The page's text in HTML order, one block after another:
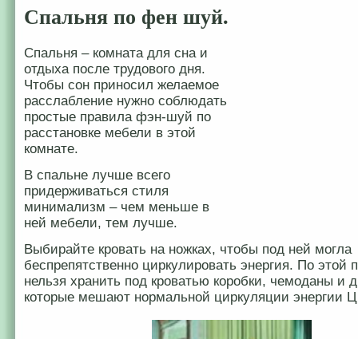
Спальня по фен шуй.
Спальня – комната для сна и
отдыха после трудового дня.
Чтобы сон приносил желаемое
расслабление нужно соблюдать
простые правила фэн-шуй по
расстановке мебели в этой
комнате.
В спальне лучше всего
придерживаться стиля
минимализм – чем меньше в
ней мебели, тем лучше.
Выбирайте кровать на ножках, чтобы под ней могла
беспрепятственно циркулировать энергия. По этой
нельзя хранить под кроватью коробки, чемоданы и
которые мешают нормальной циркуляции энергии